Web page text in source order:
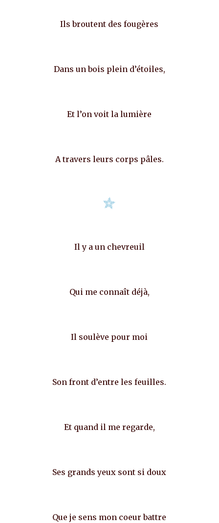
Ils broutent des fougères
Dans un bois plein d’étoiles,
Et l’on voit la lumière
A travers leurs corps pâles.
Il y a un chevreuil
Qui me connaît déjà,
Il soulève pour moi
Son front d’entre les feuilles.
Et quand il me regarde,
Ses grands yeux sont si doux
Que je sens mon coeur battre